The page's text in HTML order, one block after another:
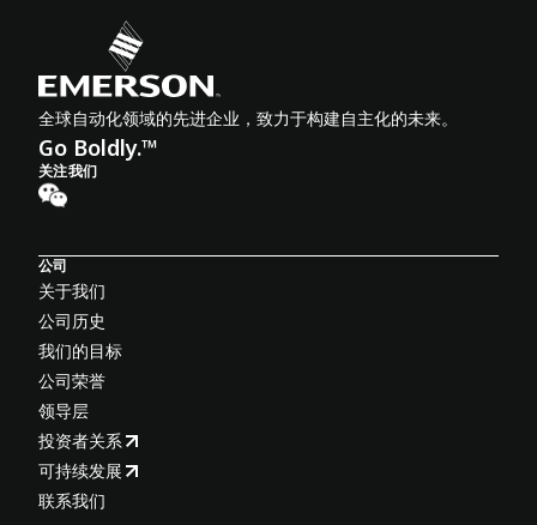
全球自动化领域的先进企业，致力于构建自主化的未来。
Go Boldly.™
关注我们
公司
关于我们
公司历史
我们的目标
公司荣誉
领导层
投资者关系
可持续发展
联系我们